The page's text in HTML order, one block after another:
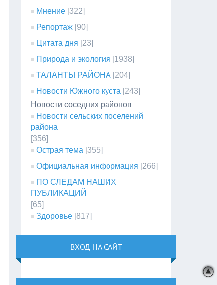
Мнение [322]
Репортаж [90]
Цитата дня [23]
Природа и экология [1938]
ТАЛАНТЫ РАЙОНА [204]
Новости Южного куста [243]
Новости соседних районов
Новости сельских поселений
района
[356]
Острая тема [355]
Официальная информация [266]
ПО СЛЕДАМ НАШИХ
ПУБЛИКАЦИЙ
[65]
Здоровье [817]
ВХОД НА САЙТ